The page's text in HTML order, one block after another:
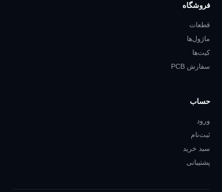
فروشگاه
قطعات
ماژول‌ها
کیت‌ها
سفارش PCB
حساب
ورود
ثبت‌نام
سبد خرید
پشتیبانی